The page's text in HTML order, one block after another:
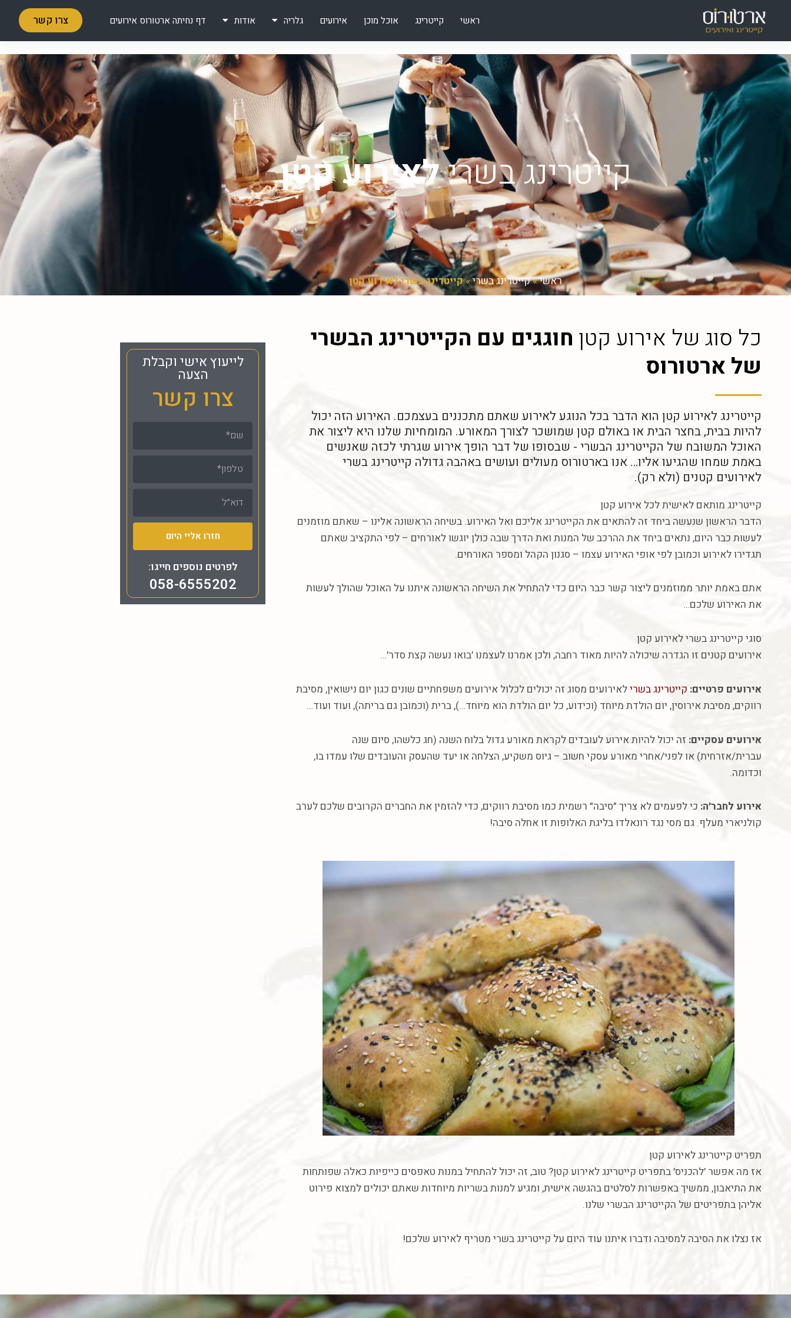
ראשי קייטרינג אוכל מוכן אירועים גלריה אודות דף נחיתה ארטורוס אירועים צרו קשר
קייטרינג בשרילאירוע קטן
ראשי»קייטרינג בשרי»קייטרינג בשרי לאירוע קטן
כל סוג של אירוע קטן חוגגים עם הקייטרינג הבשרי
של ארטורוס
קייטרינג לאירוע קטן הוא הדבר בכל הנוגע לאירוע שאתם מתכננים בעצמכם. האירוע הזה יכול
להיות בבית, בחצר הבית או באולם קטן שמושכר לצורך המאורע. המומחיות שלנו היא ליצור את
האוכל המשובח של הקייטרינג הבשרי - שבסופו של דבר הופך אירוע שגרתי לכזה שאנשים
באמת שמחו שהגיעו אליו… אנו בארטורוס מעולים ועושים באהבה גדולה קייטרינג בשרי
לאירועים קטנים (ולא רק).
קייטרינג מותאם לאישיתלכל אירוע קטן
הדבר הראשון שנעשה ביחד זה להתאים את הקייטרינגאליכם ואל האירוע. בשיחה הראשונה אלינו – שאתם מוזמנים
לעשות כבר היום, נתאים ביחד את ההרכב של המנות ואת הדרך שבה כולן יוגשולאורחים – לפי התקציב שאתם
תגדירולאירוע וכמובןלפיאופי האירוע עצמו – סגנון הקהל ומספר האורחים.
אתם באמת יותר ממוזמנים ליצור קשר כבר היום כדילהתחיל את השיחה הראשונה איתנו על האוכל שהולךלעשות
את האירוע שלכם…
סוגי קייטרינגבשרילאירוע קטן
אירועים קטנים זו הגדרה שיכולה להיות מאוד רחבה, ולכןאמרנולעצמנו׳בואו נעשה קצת סדר׳…
אירועים פרטיים: קייטרינגבשרילאירועים מסוג זה יכולים לכלול אירועים משפחתיים שונים כגון יום נישואין, מסיבת
רווקים, מסיבתאירוסין, יום הולדת מיוחד (וכידוע, כל יום הולדת הוא מיוחד…),ברית (וכמובןגם בריתה), ועוד ועוד…
אירועים עסקיים: זה יכול להיותאירוע לעובדים לקראת מאורע גדול בלוח השנה (חג כלשהו, סיום שנה
עברית/אזרחית) אולפני/אחרי מאורע עסקי חשוב – גיוס משקיע, הצלחה או יעד שהעסק והעובדים שלו עמדובו,
וכדומה.
אירוע לחבר׳ה: כילפעמים לא צריך ״סיבה״ רשמית כמו מסיבת רווקים, כדילהזמיןאת החברים הקרובים שלכם לערב
קולניארי מעלף. גם מסי נגד רונאלדובליגת האלופות זואחלה סיבה!
תפריט קייטרינגלאירוע קטן
אז מה אפשר ׳להכניס׳בתפריט קייטרינגלאירוע קטן? טוב, זה יכול להתחיל במנות טאפסים כייפיות כאלה שפותחות
את התיאבון, ממשיךבאפשרותלסלטים בהגשה אישית, ומגיע למנותבשריות מיוחדות שאתם יכולים למצוא פירוט
אליהןבתפריטים של הקייטרינג הבשרי שלנו.
אז נצלואת הסיבה למסיבה ודברואיתנו עוד היום על קייטרינגבשרי מטריף לאירוע שלכם!
לייעוץ אישי וקבלת
הצעה
צרו קשר
טלפון
חזרו אליי היום
לפרטים נוספים חייגו:
058-6555202